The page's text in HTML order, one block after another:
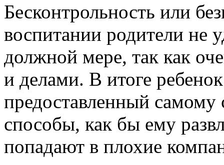
Бесконтрольность или
воспитании родители не
должной мере, так как
и делами. В итоге
предоставленный самому
способы, как бы ему
попадают в плохие